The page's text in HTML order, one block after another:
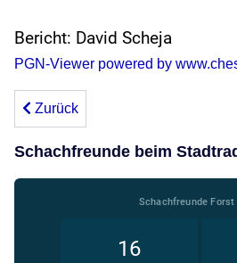
Bericht: David Scheja
PGN-Viewer powered by
Vorheriger Beitrag: Erste
Zurück
Schachfreunde beim